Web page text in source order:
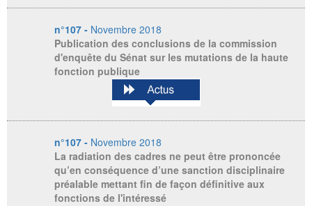
n°107 - Novembre 2018
Publication des conclusions de la commission
d'enquête du Sénat sur les mutations de la haute
fonction publique
n°107 - Novembre 2018
La radiation des cadres ne peut être prononcée
qu’en conséquence d’une sanction disciplinaire
préalable mettant fin de façon définitive aux
fonctions de l'intéressé